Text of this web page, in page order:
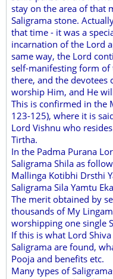
stay on the area of that
Saligrama stone.
that time - it was a
incarnation of the Lord
same way, the Lord
self-manifesting form of
there, and the devotees
worship Him, and He
This is confirmed in the
123-125), where it is
Lord Vishnu who
Tirtha.
In the Padma Purana
Saligrama Shila as
Mallinga Kotibhi Drsthi
Saligrama Sila Yamtu
The merit obtained by
thousands of My
worshipping one single
If this is what Lord
Saligrama are found,
Pooja and benefits etc.
Many types of